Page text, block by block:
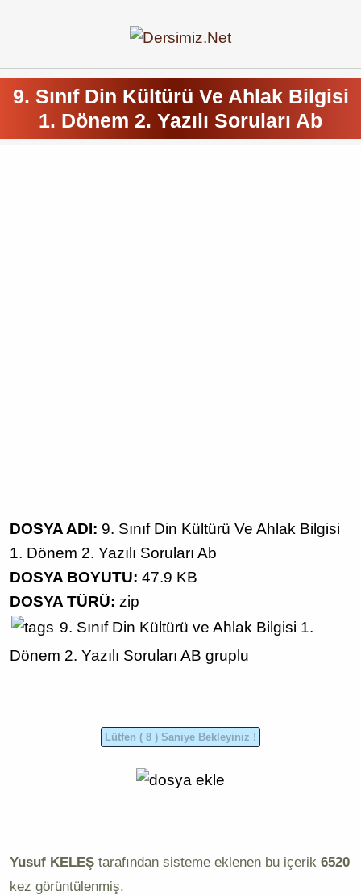
9. Sınıf Din Kültürü Ve Ahlak Bilgisi
1. Dönem 2. Yazılı Soruları Ab
DOSYA ADI: 9. Sınıf Din Kültürü Ve Ahlak Bilgisi
1. Dönem 2. Yazılı Soruları Ab
DOSYA BOYUTU: 47.9 KB
DOSYA TÜRÜ: zip
9. Sınıf Din Kültürü ve Ahlak Bilgisi 1.
Dönem 2. Yazılı Soruları AB gruplu
Yusuf KELEŞ tarafından sisteme eklenen bu içerik 6520
kez görüntülenmiş.